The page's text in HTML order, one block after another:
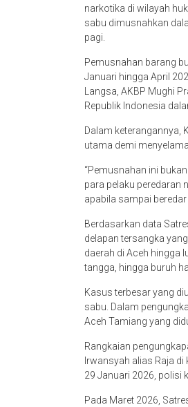
narkotika di wilayah
sabu dimusnahkan
pagi.
Pemusnahan barang
Januari hingga April
Langsa, AKBP Mughi
Republik Indonesia
Dalam keterangannya,
utama demi
“Pemusnahan ini
para pelaku peredaran
apabila sampai
Berdasarkan data
delapan tersangka
daerah di Aceh hingga
tangga, hingga buruh
Kasus terbesar yang
sabu. Dalam
Aceh Tamiang yang
Rangkaian
Irwansyah alias Raja
29 Januari 2026, polisi
Pada Maret 2026,